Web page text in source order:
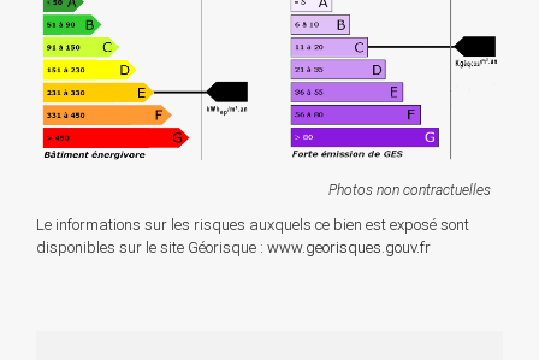
Photos non contractuelles
Le informations sur les risques auxquels ce bien est exposé sont
disponibles sur le site Géorisque : www.georisques.gouv.fr